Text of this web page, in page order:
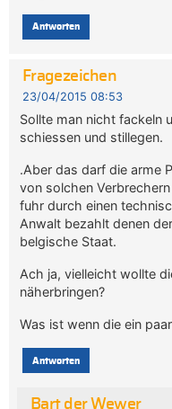
Antworten
Fragezeichen
23/04/2015 08:53
Sollte man nicht fackeln
schiessen und stillegen.
.Aber das darf die arme
von solchen
fuhr durch einen
Anwalt bezahlt denen
belgische Staat.
Ach ja, vielleicht wollte
näherbringen?
Was ist wenn die ein
Antworten
Bart der Wewer